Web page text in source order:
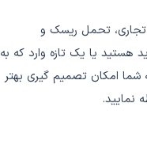
تجاری، تحمل ریسک و
هستید یا یک تازه وارد که به
خود است، این اطلاعات و مقایسه این 2 بروکر فارکس به شما امکان تصمیم گیری بهتر
نمایید.